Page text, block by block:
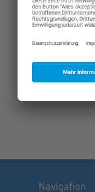
Navigation